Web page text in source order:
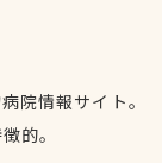
院情報サイト。
的。